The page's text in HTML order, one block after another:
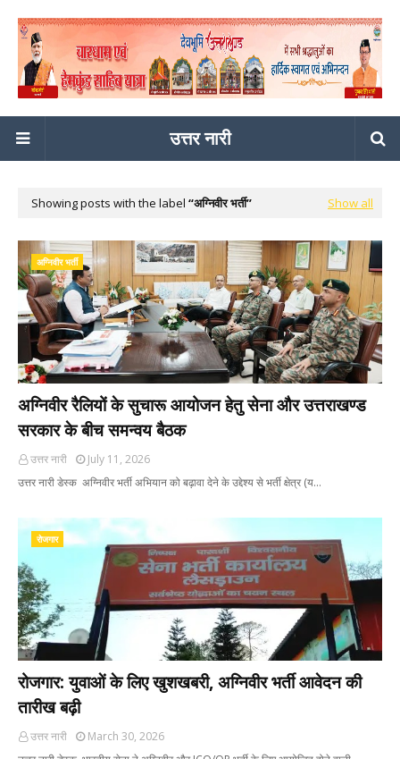
उत्तर नारी
Showing posts with the label अग्निवीर भर्ती Show all
अग्निवीर भर्ती
अग्निवीर रैलियों के सुचारू आयोजन हेतु सेना और उत्तराखण्ड
सरकार के बीच समन्वय बैठक
उत्तर नारी
July 11, 2026
उत्तर नारी डेस्क अग्निवीर भर्ती अभियान को बढ़ावा देने के उद्देश्य से भर्ती क्षेत्र (य…
रोजगार
रोजगार: युवाओं के लिए खुशखबरी, अग्निवीर भर्ती आवेदन की
तारीख बढ़ी
उत्तर नारी
March 30, 2026